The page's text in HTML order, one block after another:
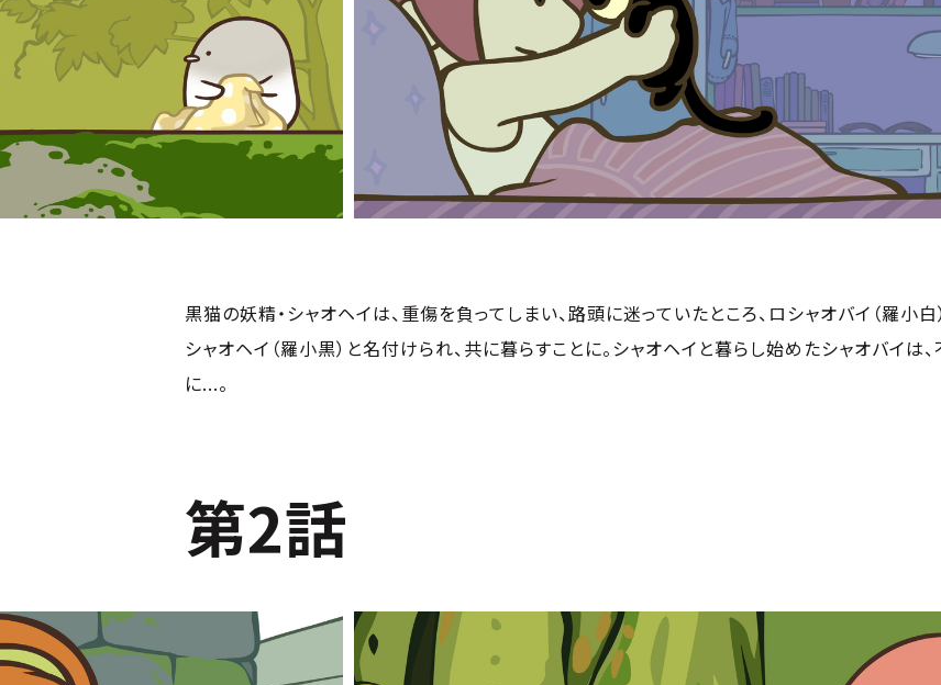
黒猫の妖精・シャオヘイは、重傷を負ってしまい、路頭に迷っていたところ、ロシャオバイ（羅小
シャオヘイ（羅小黒）と名付けられ、共に暮らすことに。シャオヘイと暮らし始めたシャオバイは
に...。
第2話